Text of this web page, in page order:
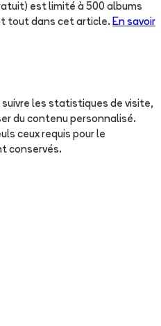
est limité à 500 albums
tout dans cet article. En savoir
les statistiques de visite,
du contenu personnalisé.
ceux requis pour le
conservés.